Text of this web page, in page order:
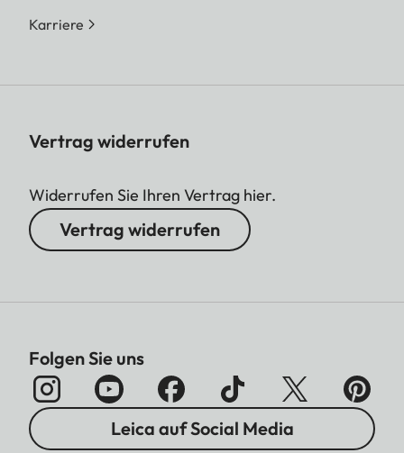
Karriere
Vertrag widerrufen
Widerrufen Sie Ihren Vertrag hier.
Vertrag widerrufen
Folgen Sie uns
Leica auf Social Media